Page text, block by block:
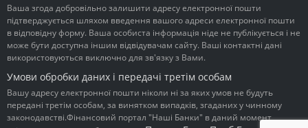
Ваша згода добровільно залишити адресу електронної пошти
підтверджується шляхом введення вашого адреси електронної пошти
в відповідну форму. Ваша особиста інформація ніде не публікується і не
може бути доступна іншим відвідувачам сайту. Ваші контактні дані
використовуються виключно для зв'язку з Вами.
Умови обробки даних і передачі третім особам
Вашу адресу електронної пошти ніколи ні за яких умов не будуть
передані третім особам, за винятком випадків, згаданих у чинному
законодавстві.Фінансовий портал "Наші Банки" в даний момент